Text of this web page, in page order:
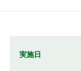
実施日